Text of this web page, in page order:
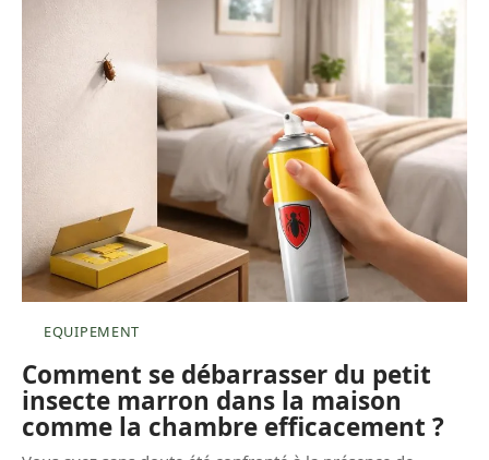
EQUIPEMENT
Comment se débarrasser du petit
insecte marron dans la maison
comme la chambre efficacement ?